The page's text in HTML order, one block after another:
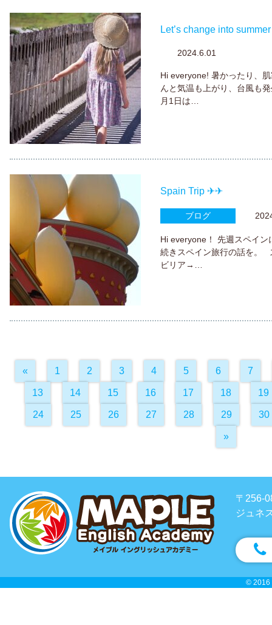
Let’s change into
2024.6.01
Hi everyone! 暑かったり、
んと気温も上がり、台風も
月1日は…
Spain Trip ✈✈
ブログ
Hi everyone！ 先週スペイ
続きスペイン旅行の話を。
ビリア→…
« 1 2 3 4 5 6 7
13 14 15 16 17 18 19
24 25 26 27 28 29 30
»
〒256-
ジュネ
© 2016